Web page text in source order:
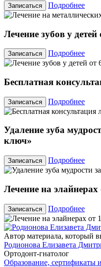
Записаться Подробнее
Лечение зубов у детей
Записаться Подробнее
Бесплатная
Записаться Подробнее
Удаление зуба
ключ»
Записаться Подробнее
Лечение на элайнерах
Записаться Подробнее
Автор материала, который
Родионова Елизавета
Ортодонт-гнатолог
Образование, сертификаты